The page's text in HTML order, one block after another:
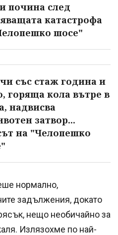
почина след
катастрофа
шосе"
със стаж година и
горяща кола вътре в
надвисва
затвор...
на "Челопешко
нормално,
задължения, докато
нещо необичайно за
Излязохме по най-